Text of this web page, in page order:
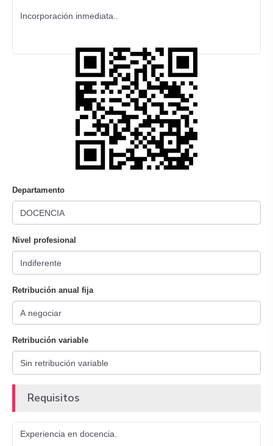
Incorporación inmediata..
Departamento
Nivel profesional
Retribución anual fija
Retribución variable
Requisitos
Experiencia en docencia.